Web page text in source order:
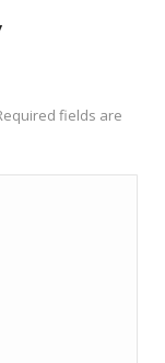
fields are